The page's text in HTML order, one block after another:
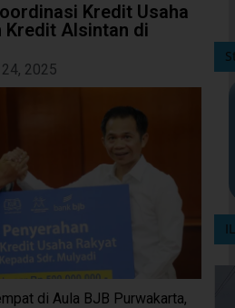
Kredit Usaha
Kredit Alsintan di
2025
di Aula BJB Purwakarta,